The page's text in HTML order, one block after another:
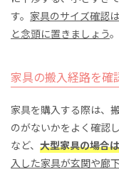
す。 家具のサイズ確認
と念頭に置きましょう。
家具の搬入経路を確
家具を購入する際は、
のがないかをよく確認
など、 大型家具の場合
入した家具が玄関や廊